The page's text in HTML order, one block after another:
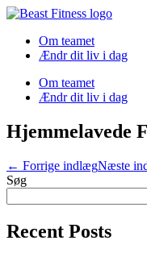
Spring
indholdOm teamet
Ændr dit liv i dag
Om teamet
Ændr dit liv i dag
Hjemmelavede
Indlægsnavigation
← Forrige indlægNæste
Søg
Recent Posts